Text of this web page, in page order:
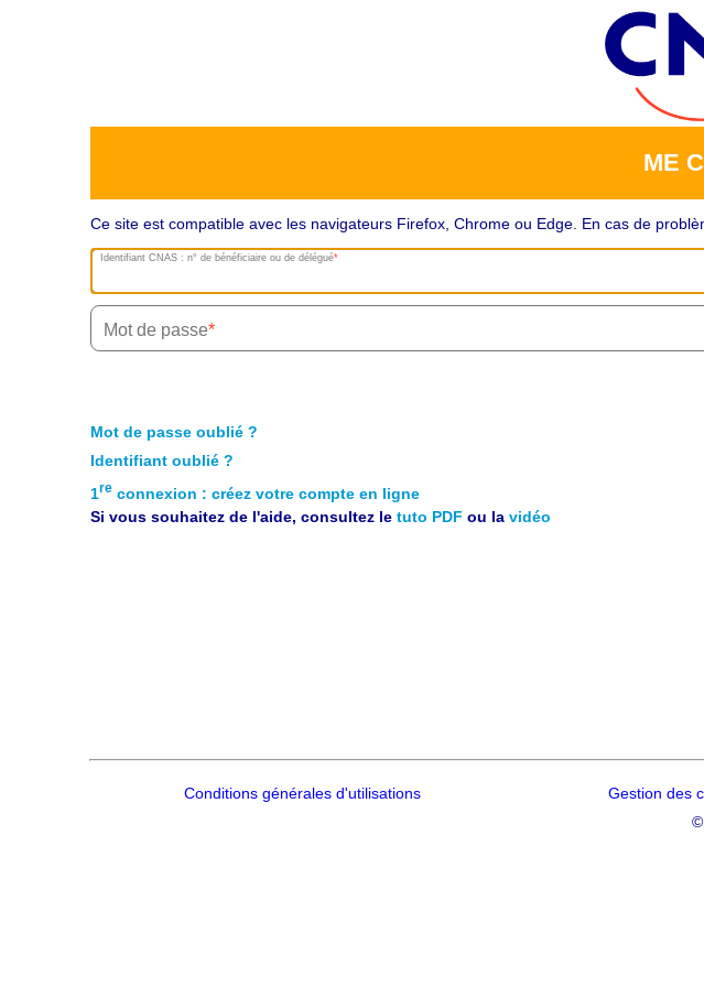
ME
Ce site est compatible avec les navigateurs Firefox, Chrome ou Edge. En cas de
Identifiant CNAS : n° de bénéficiaire ou de délégué
Mot de passe
Mot de passe oublié ?
Identifiant oublié ?
1re connexion : créez votre compte en ligne
Si vous souhaitez de l'aide, consultez le tuto PDF ou la vidéo
Conditions générales d'utilisations Gestion des
©